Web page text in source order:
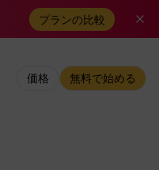
プランの比較
価格 無料で始める